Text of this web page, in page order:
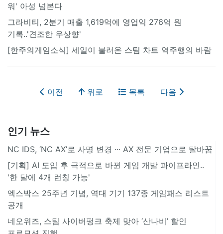
워' 아성 넘본다
그라비티, 2분기 매출 1,619억에 영업익 276억 원
기록..'견조한 우상향'
[한주의게임소식] 세일이 불러온 스팀 차트 역주행의 바람
이전 위로 목록 다음
인기 뉴스
NC IDS, ‘NC AX’로 사명 변경 ∙∙∙ AX 전문 기업으로 탈바꿈
[기획] AI 도입 후 극적으로 바뀐 게임 개발 파이프라인..
'한 달에 4개 런칭 가능'
엑스박스 25주년 기념, 역대 기기 137종 게임패스 리스트
공개
네오위즈, 스팀 사이버펑크 축제 맞아 ‘산나비’ 할인